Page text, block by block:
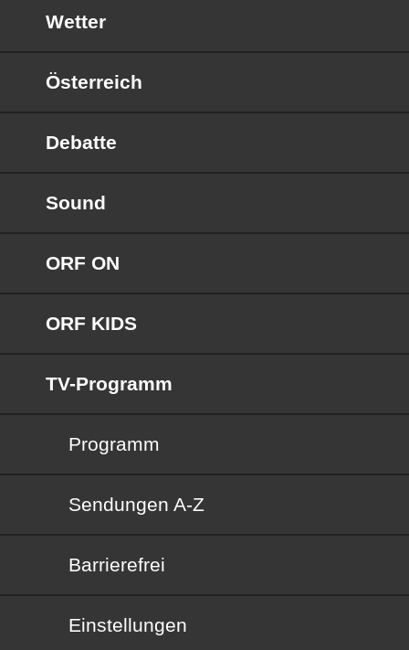
Wetter
Österreich
Debatte
Sound
ORF ON
ORF KIDS
TV-Programm
Programm
Sendungen von A bis Z
Sendungen A-Z
Barrierefrei
Barrierefrei
Einstellungen